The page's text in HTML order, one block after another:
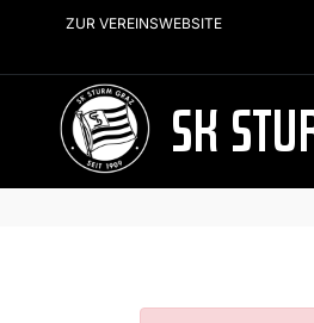
ZUR VEREINSWEBSITE
SK